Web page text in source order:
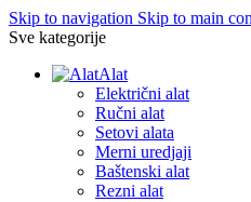
Skip to navigation Skip to main
Sve kategorije
Alat
Električni alat
Ručni alat
Setovi alata
Merni uredjaji
Baštenski alat
Rezni alat